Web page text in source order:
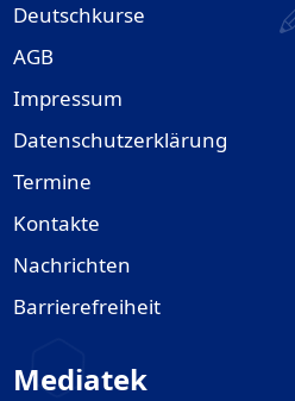
Deutschkurse
AGB
Impressum
Datenschutzerklärung
Termine
Kontakte
Nachrichten
Barrierefreiheit
Mediatek